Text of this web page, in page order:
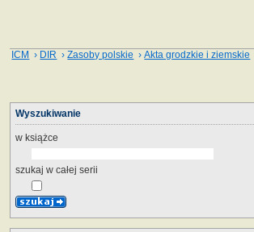
ICM › DIR ›Zasoby polskie ›Akta grodzkie i ziemskie
Wyszukiwanie
w książce
szukaj w całej serii